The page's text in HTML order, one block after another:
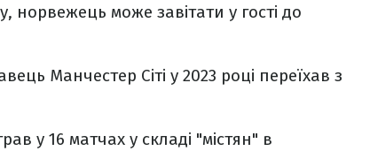
норвежець може завітати у гості до
Манчестер Сіті у 2023 році переїхав з
у 16 матчах у складі "містян" в